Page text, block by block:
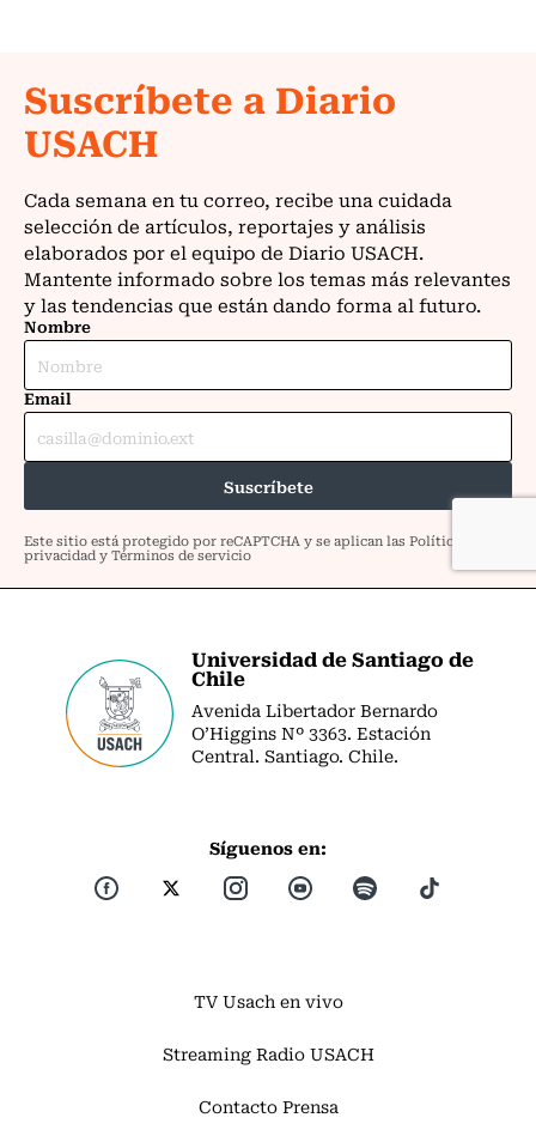
Universidad de Santiago de
Chile
Avenida Libertador Bernardo
O’Higgins Nº 3363. Estación
Central. Santiago. Chile.
Síguenos en:
TV Usach en vivo
Streaming Radio USACH
Contacto Prensa